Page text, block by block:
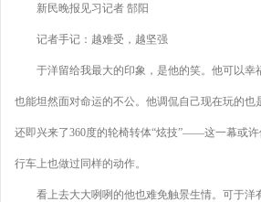
新民晚报见习记者 郜阳
记者手记：越难受，越坚强
于洋留给我最大的印象，是他的笑。他可以幸
也能坦然面对命运的不公。他调侃自己现在玩的也
还即兴来了360度的轮椅转体“炫技”——这一幕或
行车上也做过同样的动作。
看上去大大咧咧的他也难免触景生情。可于洋